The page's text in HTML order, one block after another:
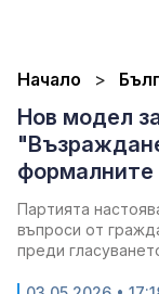
Начало
Нов модел
формалните
Партията
въпроси от
преди